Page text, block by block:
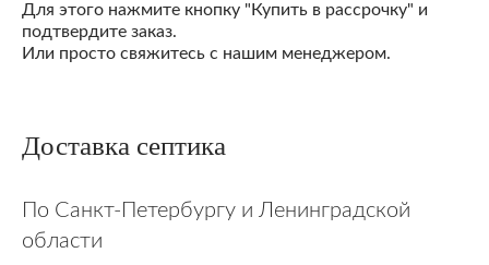
Для этого нажмите кнопку "Купить в рассрочку" и
подтвердите заказ.
Или просто свяжитесь с нашим менеджером.
Доставка септика
По Санкт-Петербургу и Ленинградской
области